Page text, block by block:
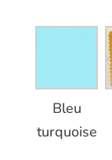
Bleu
turquoise